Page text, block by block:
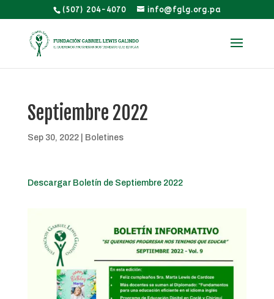
(507) 204-4070 info@fglg.org.pa
Septiembre 2022
Sep 30, 2022| Boletines
Descargar Boletín de Septiembre 2022